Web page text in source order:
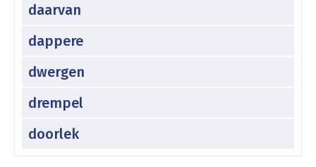
daarvan
dappere
dwergen
drempel
doorlek